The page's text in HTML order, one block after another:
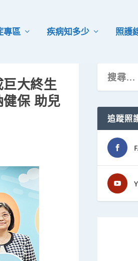
專區 疾病知多少 照護
大終生
保 助兒
追蹤照